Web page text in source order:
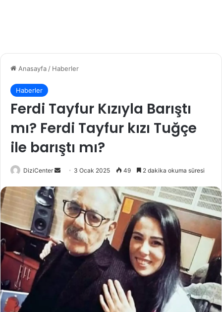
Anasayfa/ Haberler
Haberler
Ferdi Tayfur Kızıyla Barıştı
mı? Ferdi Tayfur kızı Tuğçe
ile barıştı mı?
DiziCenter
e
o
3 Ocak 2025 49 2 dakika okuma süresi